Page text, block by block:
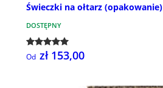
Świeczki na ołtarz (opakowanie)
DOSTĘPNY
Od zł 153,00